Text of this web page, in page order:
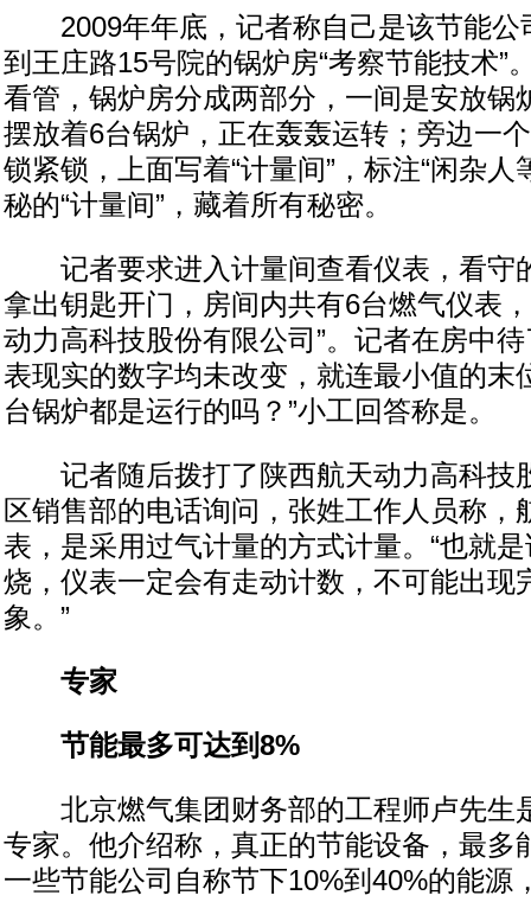
2009年年底，记者称自己是该节能公
到王庄路15号院的锅炉房“考察节能技术”
看管，锅炉房分成两部分，一间是安放锅
摆放着6台锅炉，正在轰轰运转；旁边一
锁紧锁，上面写着“计量间”，标注“闲杂人
秘的“计量间”，藏着所有秘密。
记者要求进入计量间查看仪表，看守
拿出钥匙开门，房间内共有6台燃气仪表
动力高科技股份有限公司”。记者在房中
表现实的数字均未改变，就连最小值的末
台锅炉都是运行的吗？”小工回答称是。
记者随后拨打了陕西航天动力高科技
区销售部的电话询问，张姓工作人员称，
表，是采用过气计量的方式计量。“也就
烧，仪表一定会有走动计数，不可能出现
象。”
专家
节能最多可达到8%
北京燃气集团财务部的工程师卢先生
专家。他介绍称，真正的节能设备，最多
一些节能公司自称节下10%到40%的能源